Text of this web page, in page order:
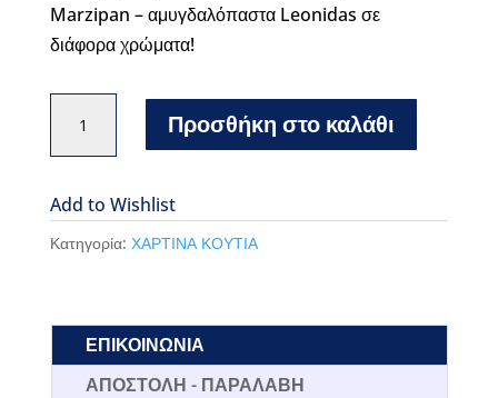
Marzipan – αμυγδαλόπαστα Leonidas σε
διάφορα χρώματα!
ΚΑΣΕΤΙΝΑ
ΜΕ
MARZIPAN
23ΤΕΜ.
Προσθήκη στο καλάθι
Add to Wishlist
Κατηγορία: ΧΑΡΤΙΝΑ ΚΟΥΤΙΑ
ΕΠΙΚΟΙΝΩΝΙΑ
ΑΠΟΣΤΟΛΗ - ΠΑΡΑΛΑΒΗ